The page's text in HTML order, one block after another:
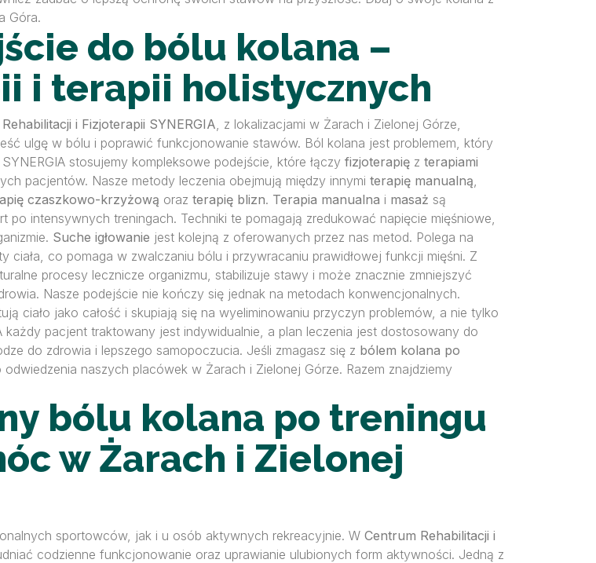
Góra.
do bólu kolana –
i terapii holistycznych
i Fizjoterapii SYNERGIA , z lokalizacjami w Żarach i Zielonej Górze,
ulgę w bólu i poprawić funkcjonowanie stawów. Ból kolana jest problemem, który
stosujemy kompleksowe podejście, które łączy fizjoterapię z terapiami
pacjentów. Nasze metody leczenia obejmują między innymi terapię manualną
czaszkowo-krzyżową oraz terapię blizn. Terapia manualna i masaż są
intensywnych treningach. Techniki te pomagają zredukować napięcie mięśniowe,
Suche igłowanie jest kolejną z oferowanych przez nas metod. Polega na
ciała, co pomaga w zwalczaniu bólu i przywracaniu prawidłowej funkcji mięśni. Z
procesy lecznicze organizmu, stabilizuje stawy i może znacznie zmniejszyć
Nasze podejście nie kończy się jednak na metodach konwencjonalnych.
ciało jako całość i skupiają się na wyeliminowaniu przyczyn problemów, a nie tylko
każdy pacjent traktowany jest indywidualnie, a plan leczenia jest dostosowany do
do zdrowia i lepszego samopoczucia. Jeśli zmagasz się z bólem kolana po
naszych placówek w Żarach i Zielonej Górze. Razem znajdziemy
bólu kolana po treningu
w Żarach i Zielonej
sportowców, jak i u osób aktywnych rekreacyjnie. W Centrum Rehabilitacji i
codzienne funkcjonowanie oraz uprawianie ulubionych form aktywności. Jedną z